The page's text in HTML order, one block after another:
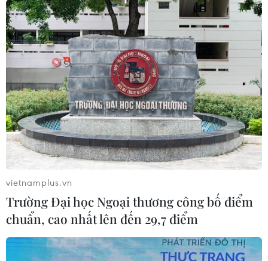
vietnamplus.vn
Trường Đại học Ngoại thương công bố điểm
chuẩn, cao nhất lên đến 29,7 điểm